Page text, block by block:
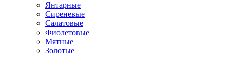
Янтарные
Сиреневые
Салатовые
Фиолетовые
Мятные
Золотые